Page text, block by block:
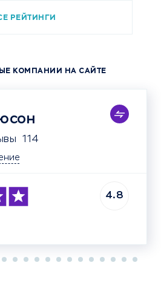
РЕЙТИНГИ
КОМПАНИИ НА САЙТЕ
114
4.8